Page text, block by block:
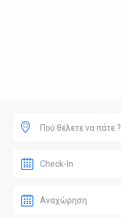
Πού θέλετε να πάτε ?